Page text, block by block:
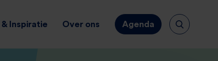
Inspiratie Over ons Agenda